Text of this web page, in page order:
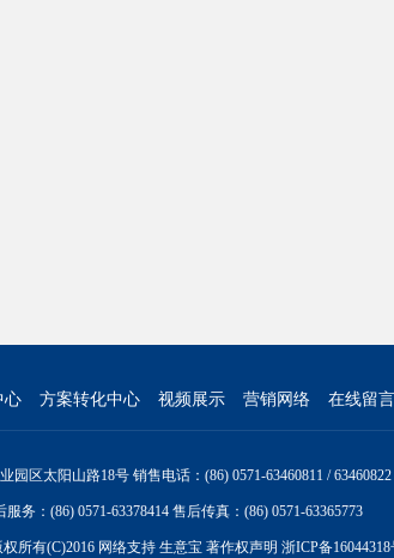
心 方案转化中心 视频展示 营销网络 在线留言
区太阳山路18号 销售电话：(86) 0571-63460811 / 63460822
务：(86) 0571-63378414 售后传真：(86) 0571-63365773
权所有(C)2016 网络支持 生意宝 著作权声明 浙ICP备16044318